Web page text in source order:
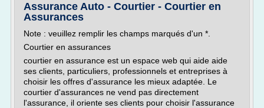
Assurance Auto - Courtier - Courtier en
Assurances
Note : veuillez remplir les champs marqués d'un *.
Courtier en assurances
courtier en assurance est un espace web qui aide aide
ses clients, particuliers, professionnels et entreprises à
choisir les offres d'assurance les mieux adaptée. Le
courtier d'assurances ne vend pas directement
l'assurance, il oriente ses clients pour choisir l'assurance